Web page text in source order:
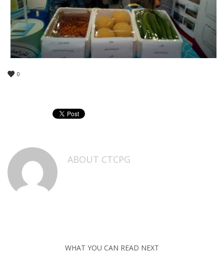
0
ABOUT CTCPG
WHAT YOU CAN READ NEXT